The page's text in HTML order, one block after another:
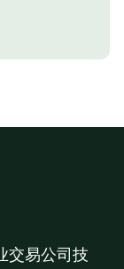
交易公司技